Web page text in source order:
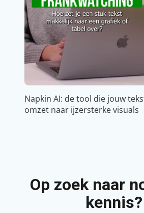
Napkin AI: de tool die jouw
omzet naar ijzersterke visuals
Op zoek naar
kennis?